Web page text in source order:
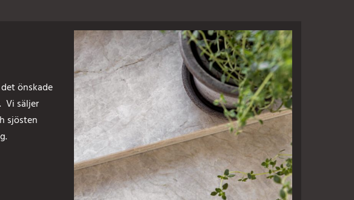
önskade
Vi säljer
sjösten